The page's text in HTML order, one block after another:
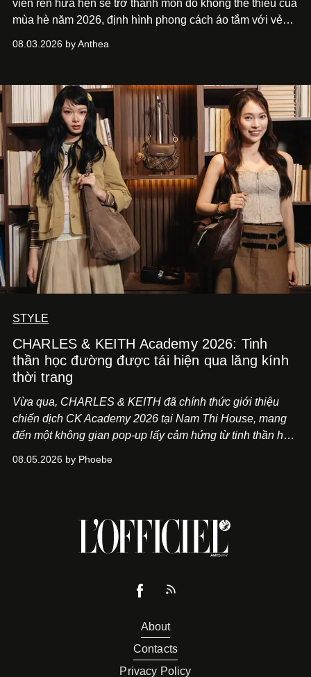
viền ren hứa hẹn sẽ trở thành món đồ không thể thiếu của
mùa hè năm 2026, định hình phong cách áo tắm với vẻ
08.03.2026 by Anthea
STYLE
CHARLES & KEITH Academy 2026: Tinh
thần học đường được tái hiện qua lăng kính
thời trang
Vừa qua, CHARLES & KEITH đã chính thức giới thiệu
chiến dịch CK Academy 2026 tại Nam Thi House, mang
đến một không gian pop-up lấy cảm hứng từ tinh thần học
sống của thế hệ Gen Z giao thoa trong một trải nghiệm đa
08.05.2026 by Phoebe
About
Contacts
Privacy Policy